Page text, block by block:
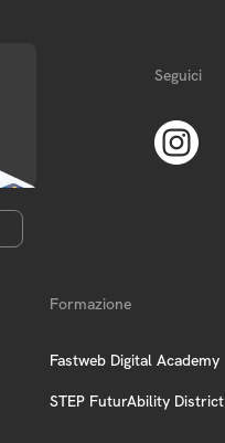
Seguici
Formazione
Fastweb Digital Academy
STEP FuturAbility District